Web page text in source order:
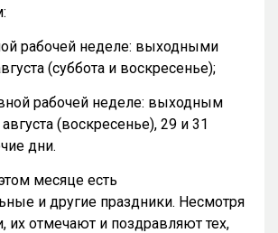
рабочей неделе: выходными
(суббота и воскресенье);
рабочей неделе: выходным
(воскресенье), 29 и 31
дни.
месяце есть
и другие праздники. Несмотря
их отмечают и поздравляют тех,